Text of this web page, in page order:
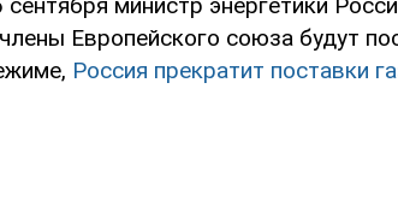
Европейского cоюза будут
Россия прекратит поставки